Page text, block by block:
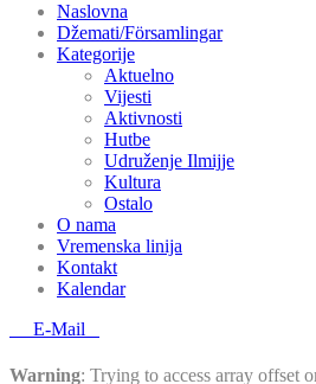
Naslovna
Džemati/Församlingar
Kategorije
Aktuelno
Vijesti
Aktivnosti
Hutbe
Udruženje Ilmijje
Kultura
Ostalo
O nama
Vremenska linija
Kontakt
Kalendar
E-Mail
Warning: Trying to access array offset